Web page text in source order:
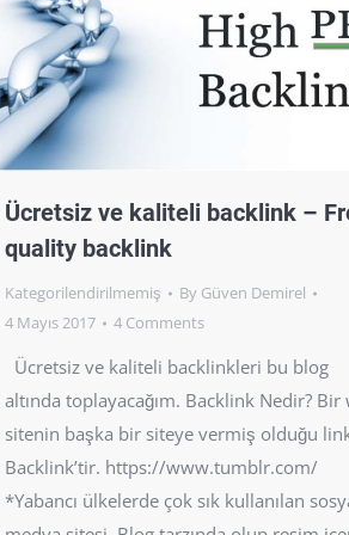
Ücretsiz ve kaliteli backlink –
quality backlink
Kategorilendirilmemiş By Güven Demirel
4 Mayıs 2017
4 Comments
Ücretsiz ve kaliteli backlinkleri bu blog
altında toplayacağım. Backlink Nedir? Bir
sitenin başka bir siteye vermiş olduğu
Backlink’tir. https://www.tumblr.com/
*Yabancı ülkelerde çok sık kullanılan